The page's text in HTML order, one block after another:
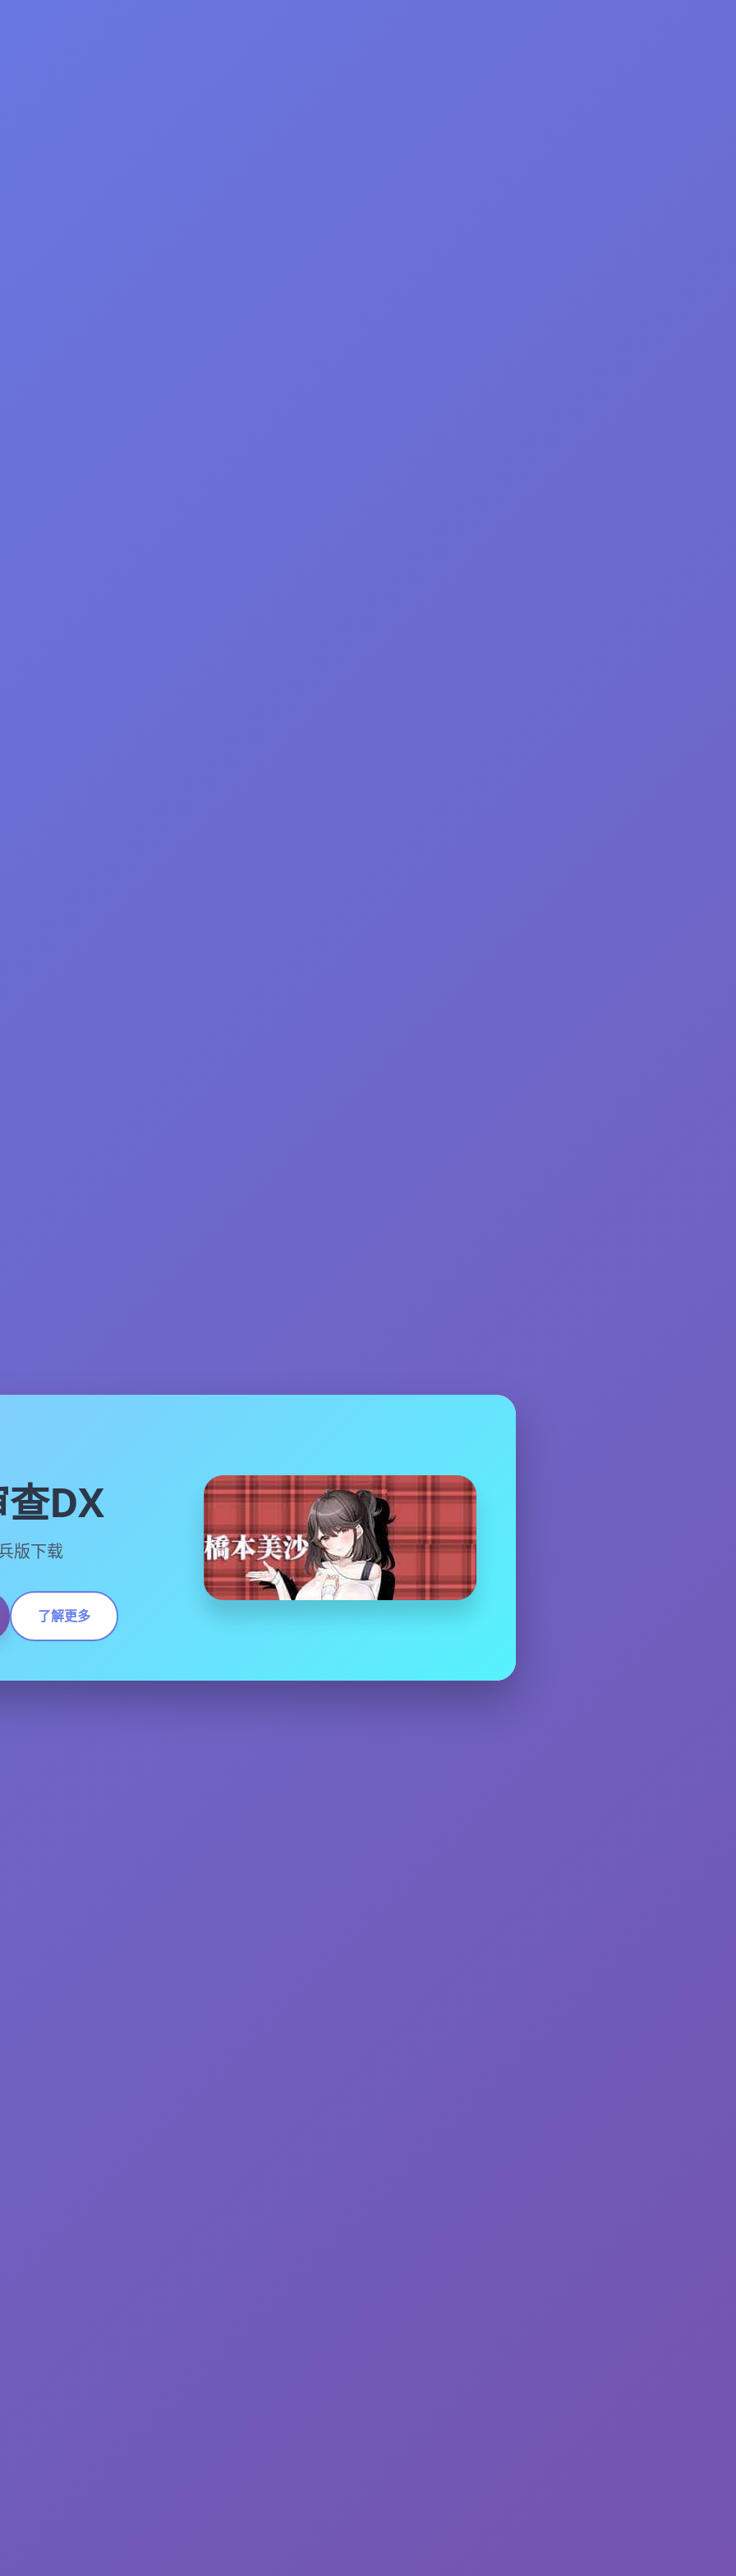
DX
版下载
了解更多